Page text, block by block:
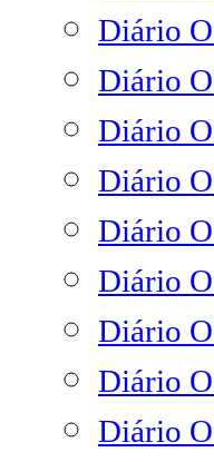
Diário
Diário
Diário
Diário
Diário
Diário
Diário
Diário
Diário